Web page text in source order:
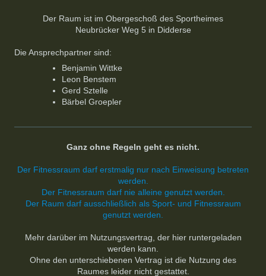
Der Raum ist im Obergeschoß des Sportheimes
Neubrücker Weg 5 in Didderse
Die Ansprechpartner sind:
Benjamin Wittke
Leon Benstem
Gerd Sztelle
Bärbel Groepler
Ganz ohne Regeln geht es nicht.
Der Fitnessraum darf erstmalig nur nach Einweisung betreten
werden.
Der Fitnessraum darf nie alleine genutzt werden.
Der Raum darf ausschließlich als Sport- und Fitnessraum
genutzt werden.
Mehr darüber im Nutzungsvertrag, der hier runtergeladen
werden kann.
Ohne den unterschiebenen Vertrag ist die Nutzung des
Raumes leider nicht gestattet.